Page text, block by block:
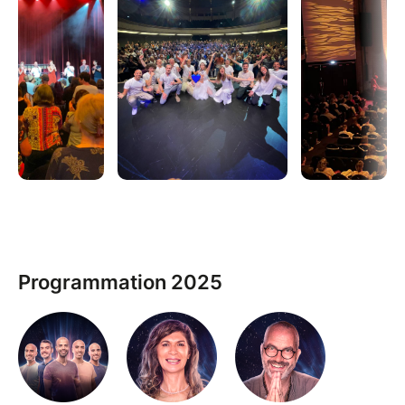
Tout cela guidé par vos accompagnants favoris :
✨ INTERVENANTS
Gaia Meditation, avec les frères Clément:
Stéphane, Romain, Sylvain, Vincent & Olivier
Clément
formateur en hypnose et thérapies brèves, et
auteur.
Céline Franoux & Emilie Pérez : médiums
Jean-Marie Muller : médium, auteur et
thérapeute
Virginie Sophia : canal de la Source et
Programmation 2025